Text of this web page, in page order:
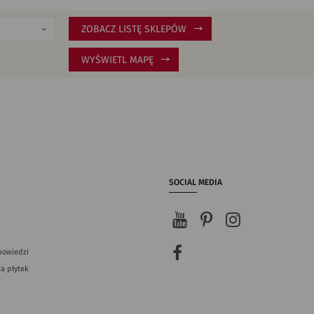
ZOBACZ LISTĘ SKLEPÓW
WYŚWIETL MAPĘ
płytek
SOCIAL MEDIA